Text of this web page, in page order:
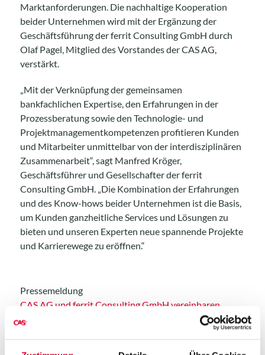
Marktanforderungen. Die nachhaltige Kooperation
beider Unternehmen wird mit der Ergänzung der
Geschäftsführung der ferrit Consulting GmbH durch
Olaf Pagel, Mitglied des Vorstandes der CAS AG,
verstärkt.
„Mit der Verknüpfung der gemeinsamen
bankfachlichen Expertise, den Erfahrungen in der
Prozessberatung sowie den Technologie- und
Projektmanagementkompetenzen profitieren Kunden
und Mitarbeiter unmittelbar von der interdisziplinären
Zusammenarbeit“, sagt Manfred Kröger,
Geschäftsführer und Gesellschafter der ferrit
Consulting GmbH. „Die Kombination der Erfahrungen
und des Know-hows beider Unternehmen ist die Basis,
um Kunden ganzheitliche Services und Lösungen zu
bieten und unseren Experten neue spannende Projekte
und Karrierewege zu eröffnen.“
Pressemeldung
CAS AG und ferrit Consulting GmbH vereinbaren
strategische Allianz